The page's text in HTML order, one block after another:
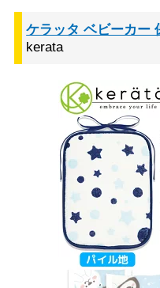
ケラッタ ベビーカー
kerata